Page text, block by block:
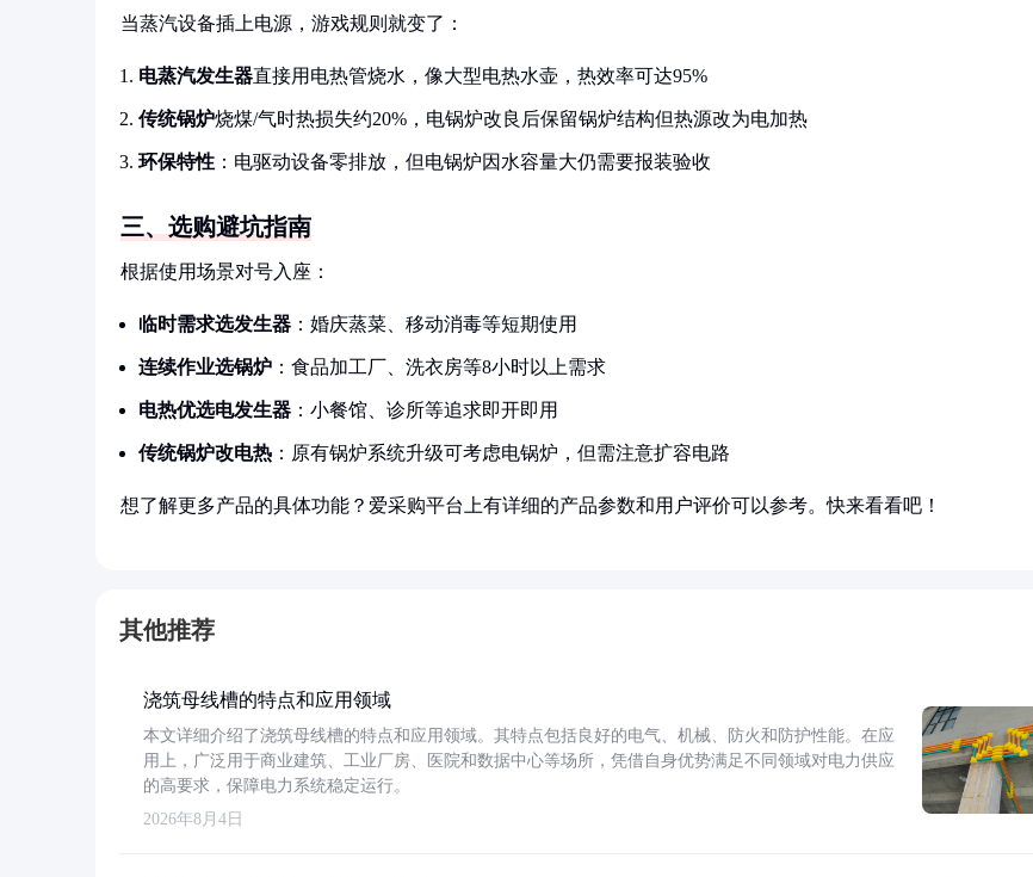
当蒸汽设备插上电源，游戏规则就变了：
电蒸汽发生器直接用电热管烧水，像大型电热水壶，热效率可达95%
传统锅炉烧煤/气时热损失约20%，电锅炉改良后保留锅炉结构但热源改为电加热
环保特性 ：电驱动设备零排放，但电锅炉因水容量大仍需要报装验收
三、选购避坑指南
根据使用场景对号入座：
临时需求选发生器 ：婚庆蒸菜、移动消毒等短期使用
连续作业选锅炉 ：食品加工厂、洗衣房等8小时以上需求
电热优选电发生器 ：小餐馆、诊所等追求即开即用
传统锅炉改电热 ：原有锅炉系统升级可考虑电锅炉，但需注意扩容电路
想了解更多产品的具体功能？爱采购平台上有详细的产品参数和用户评价可以参考。快来看看吧！
其他推荐
浇筑母线槽的特点和应用领域
本文详细介绍了浇筑母线槽的特点和应用领域。其特点包括良好的电气、机械、防火和防护性能。在应
用上，广泛用于商业建筑、工业厂房、医院和数据中心等场所，凭借自身优势满足不同领域对电力供应
的高要求，保障电力系统稳定运行。
2026年8月4日